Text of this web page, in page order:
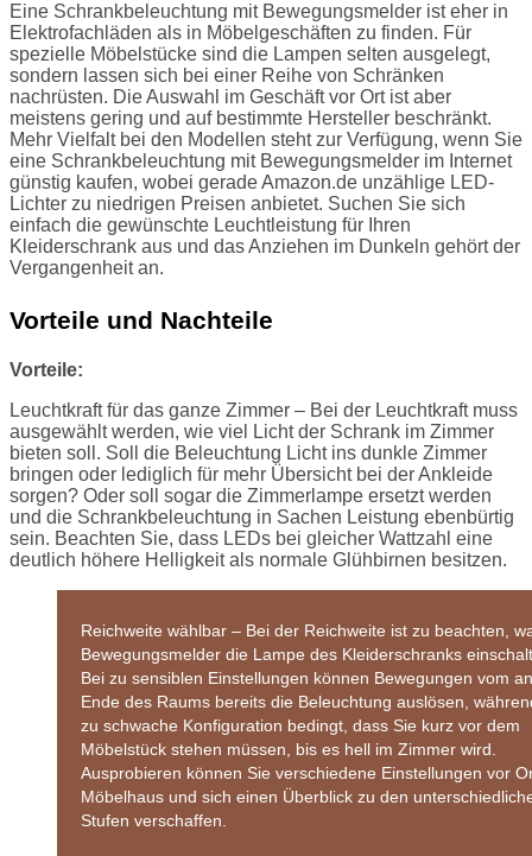
Eine Schrankbeleuchtung mit Bewegungsmelder ist eher in
Elektrofachläden als in Möbelgeschäften zu finden. Für
spezielle Möbelstücke sind die Lampen selten ausgelegt,
sondern lassen sich bei einer Reihe von Schränken
nachrüsten. Die Auswahl im Geschäft vor Ort ist aber
meistens gering und auf bestimmte Hersteller beschränkt.
Mehr Vielfalt bei den Modellen steht zur Verfügung, wenn Sie
eine Schrankbeleuchtung mit Bewegungsmelder im Internet
günstig kaufen, wobei gerade Amazon.de unzählige LED-
Lichter zu niedrigen Preisen anbietet. Suchen Sie sich
einfach die gewünschte Leuchtleistung für Ihren
Kleiderschrank aus und das Anziehen im Dunkeln gehört der
Vergangenheit an.
Vorteile und Nachteile
Vorteile:
Leuchtkraft für das ganze Zimmer – Bei der Leuchtkraft muss
ausgewählt werden, wie viel Licht der Schrank im Zimmer
bieten soll. Soll die Beleuchtung Licht ins dunkle Zimmer
bringen oder lediglich für mehr Übersicht bei der Ankleide
sorgen? Oder soll sogar die Zimmerlampe ersetzt werden
und die Schrankbeleuchtung in Sachen Leistung ebenbürtig
sein. Beachten Sie, dass LEDs bei gleicher Wattzahl eine
deutlich höhere Helligkeit als normale Glühbirnen besitzen.
Reichweite wählbar – Bei der Reichweite ist zu beachten,
Bewegungsmelder die Lampe des Kleiderschranks
Bei zu sensiblen Einstellungen können Bewegungen vom
Ende des Raums bereits die Beleuchtung auslösen,
zu schwache Konfiguration bedingt, dass Sie kurz vor dem
Möbelstück stehen müssen, bis es hell im Zimmer wird.
Ausprobieren können Sie verschiedene Einstellungen vor
Möbelhaus und sich einen Überblick zu den
Stufen verschaffen.